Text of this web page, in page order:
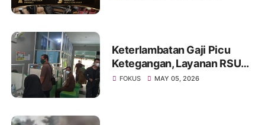
Keterlambatan Gaji Picu
Ketegangan, Layanan RSUD
Kolonel Abundjani Bangko
FOKUS MAY 05, 2026